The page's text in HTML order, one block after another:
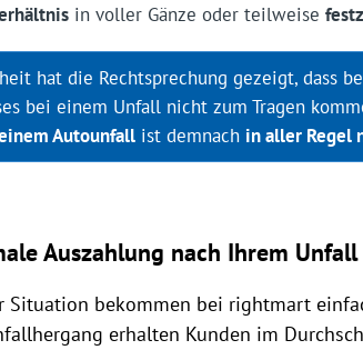
in voller Gänze oder teilweise
hat die Rechtsprechung gezeigt, dass
bei einem Unfall nicht zum Tragen
Autounfallist demnach in aller Regel
Auszahlung nach Ihrem
Situation bekommen bei rightmart
erhalten Kunden im